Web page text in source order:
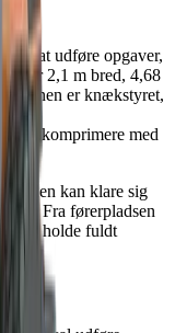
til at udføre opgaver,
er 2,1 m bred, 4,68
er knækstyret,
kan komprimere med
så den kan klare sig
Fra førerpladsen
kan holde fuldt